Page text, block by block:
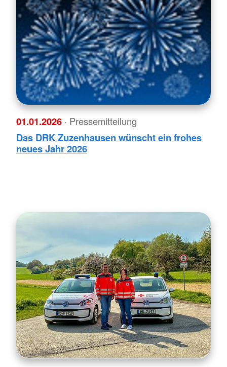
01.01.2026 · Pressemitteilung
Das DRK Zuzenhausen wünscht ein frohes
neues Jahr 2026